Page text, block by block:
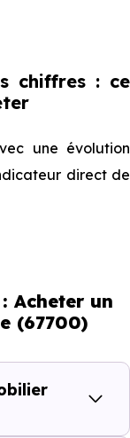
chiffres : ce
une évolution
direct de
locative locale
et 16
du quotidien
Acheter un
(67700)